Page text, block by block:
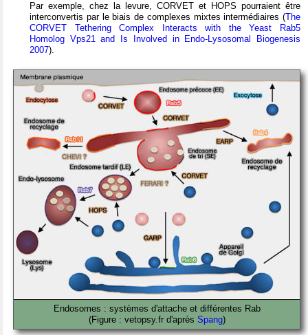
Par exemple, chez la levure, CORVET et HOPS pourraient être
interconvertis par le biais de complexes mixtes intermédiaires (The
CORVET Tethering Complex Interacts with the Yeast Rab5
Homolog Vps21 and Is Involved in Endo-Lysosomal Biogenesis
2007).
Endosomes : systèmes d'attache et différentes Rab
(Figure : vetopsy.fr d'après Spang)